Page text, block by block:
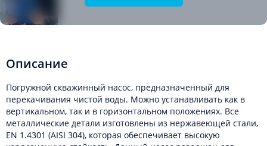
Описание
Погружной скважинный насос, предназначенный для
перекачивания чистой воды. Можно устанавливать как в
вертикальном, так и в горизонтальном положениях. Все
металлические детали изготовлены из нержавеющей стали,
EN 1.4301 (AISI 304), которая обеспечивает высокую